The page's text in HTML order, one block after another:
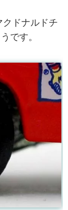
ドナルドチ
です。